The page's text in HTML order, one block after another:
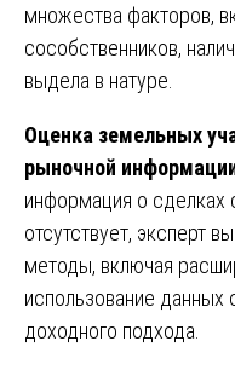
множества факторов,
сособственников,
выдела в натуре.
Оценка земельных
рыночной
информация о сделках
отсутствует, эксперт
методы, включая
использование
доходного подхода.